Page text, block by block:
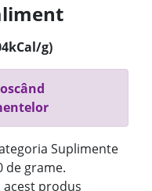
g)
Suplimente
de grame.
acest produs